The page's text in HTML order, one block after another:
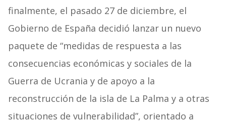
finalmente, el pasado 27 de diciembre, el
Gobierno de España decidió lanzar un nuevo
paquete de “medidas de respuesta a las
consecuencias económicas y sociales de la
Guerra de Ucrania y de apoyo a la
reconstrucción de la isla de La Palma y a otras
situaciones de vulnerabilidad”, orientado a